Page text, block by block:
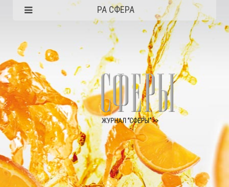
РА СФЕРА